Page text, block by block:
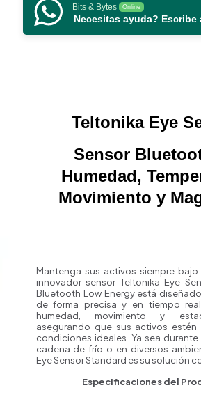
Bits & Bytes Online
Necesitas ayuda? Escribe
Teltonika Eye
Sensor
Humedad,
Movimiento y
Mantenga sus activos siempre
innovador sensor Teltonika Eye
Bluetooth Low Energy está
de forma precisa y en tiempo real
humedad, movimiento y
asegurando que sus activos
condiciones ideales. Ya sea
cadena de frío o en diversos
Eye Sensor Standard es su solución
Especificaciones del